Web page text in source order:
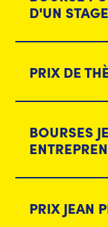
D'UN
PRIX DE
BOURSES
PRIX JEAN